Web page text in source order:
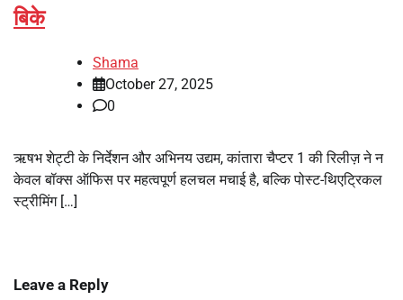
बिके
Shama
October 27, 2025
0
ऋषभ शेट्टी के निर्देशन और अभिनय उद्यम, कांतारा चैप्टर 1 की रिलीज़ ने न
केवल बॉक्स ऑफिस पर महत्वपूर्ण हलचल मचाई है, बल्कि पोस्ट-थिएट्रिकल
स्ट्रीमिंग […]
Leave a Reply